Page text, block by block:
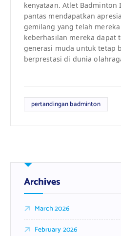
kenyataan. Atlet Badminton
pantas mendapatkan
gemilang yang telah
keberhasilan mereka dapat
generasi muda untuk tetap
berprestasi di dunia
pertandingan badminton
Archives
March 2026
February 2026